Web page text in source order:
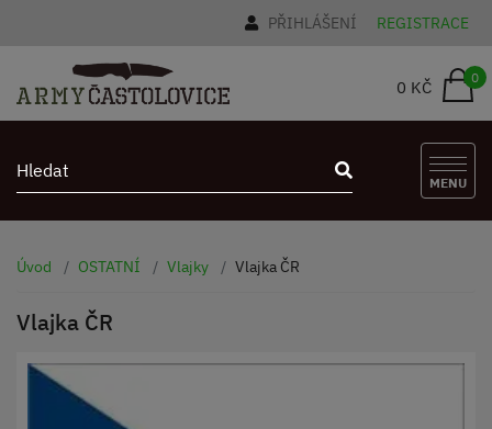
PŘIHLÁŠENÍ REGISTRACE
0 KČ 0
MENU
Úvod OSTATNÍ Vlajky Vlajka ČR
Vlajka ČR